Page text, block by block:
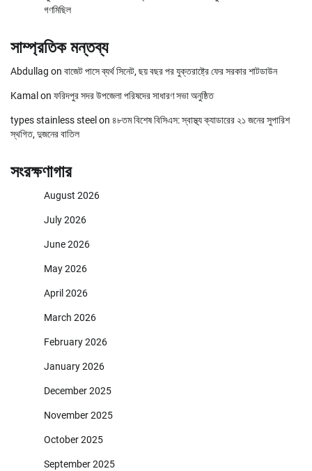
গণমিছিল
সাম্প্রতিক মন্তব্য
Abdullag on বাজেট পাসে ব্যর্থ সিনেট, ছয় বছর পর যুক্তরাষ্ট্রে ফের সরকার শাটডাউন
Kamal on ফরিদপুর সদর উপজেলা পরিষদের সাধারণ সভা অনুষ্ঠিত
types stainless steel on ৪৮তম বিশেষ বিসিএস: স্বাস্থ্য ক্যাডারের ২১ জনের সুপারিশ
স্থগিত, দুজনের বাতিল
সংরক্ষণাগার
August 2026
July 2026
June 2026
May 2026
April 2026
March 2026
February 2026
January 2026
December 2025
November 2025
October 2025
September 2025